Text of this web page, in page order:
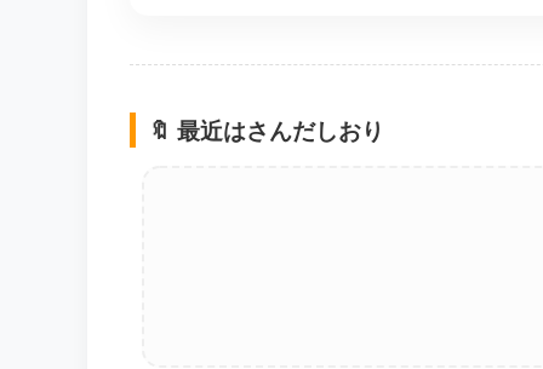
🔖 最近はさんだしおり